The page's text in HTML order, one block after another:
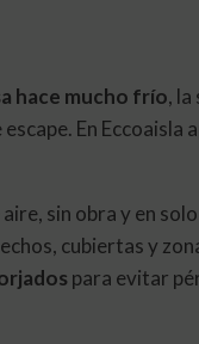
hace mucho frío, la
En Eccoaisla
sin obra y en
cubiertas y
para evitar